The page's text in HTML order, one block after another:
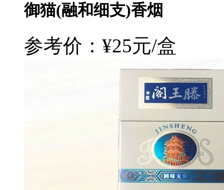
御猫(融和细支)香烟
参考价：¥25元/盒